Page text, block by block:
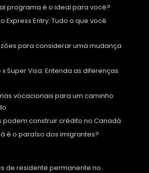
programa é o ideal para você?
Express Entry: Tudo o que você
para considerar uma mudança
Super Visa: Entenda as diferenças
vocacionais para um caminho
podem construir crédito no Canadá
é o paraíso dos imigrantes?
de residente permanente no